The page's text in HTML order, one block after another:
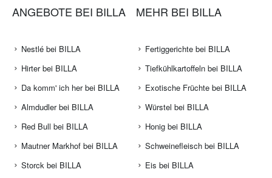
ANGEBOTE BEI BILLA
Nestlé bei BILLA
Hirter bei BILLA
Da komm' ich her bei BILLA
Almdudler bei BILLA
Red Bull bei BILLA
Mautner Markhof bei BILLA
Storck bei BILLA
MEHR BEI BILLA
Fertiggerichte bei BILLA
Tiefkühlkartoffeln bei BILLA
Exotische Früchte bei BILLA
Würstel bei BILLA
Honig bei BILLA
Schweinefleisch bei BILLA
Eis bei BILLA